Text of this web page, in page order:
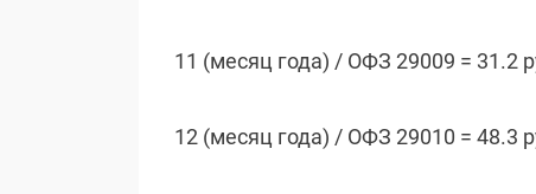
11 (месяц года) / ОФЗ 29009 = 31.2
12 (месяц года) / ОФЗ 29010 = 48.3